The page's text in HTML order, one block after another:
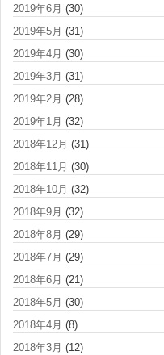
2019年6月 (30)
2019年5月 (31)
2019年4月 (30)
2019年3月 (31)
2019年2月 (28)
2019年1月 (32)
2018年12月 (31)
2018年11月 (30)
2018年10月 (32)
2018年9月 (32)
2018年8月 (29)
2018年7月 (29)
2018年6月 (21)
2018年5月 (30)
2018年4月 (8)
2018年3月 (12)